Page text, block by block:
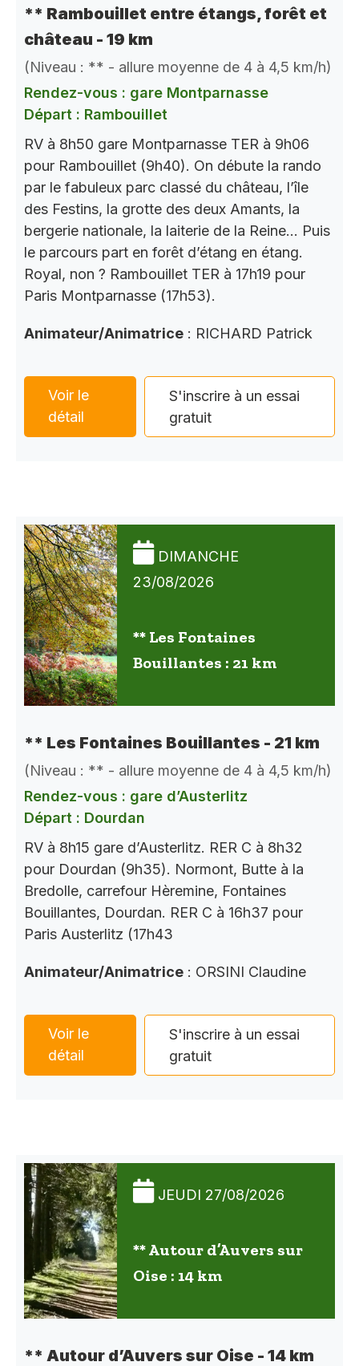
** Rambouillet entre étangs, forêt et
château - 19 km
(Niveau : ** - allure moyenne de 4 à 4,5 km/h)
Rendez-vous : gare Montparnasse
Départ : Rambouillet
RV à 8h50 gare Montparnasse TER à 9h06
pour Rambouillet (9h40). On débute la rando
par le fabuleux parc classé du château, l’île
des Festins, la grotte des deux Amants, la
bergerie nationale, la laiterie de la Reine… Puis
le parcours part en forêt d’étang en étang.
Royal, non ? Rambouillet TER à 17h19 pour
Paris Montparnasse (17h53).
Animateur/Animatrice : RICHARD Patrick
Voir le
détail
S'inscrire à un essai
gratuit
DIMANCHE
23/08/2026
** Les Fontaines
Bouillantes : 21 km
** Les Fontaines Bouillantes - 21 km
(Niveau : ** - allure moyenne de 4 à 4,5 km/h)
Rendez-vous : gare d’Austerlitz
Départ : Dourdan
RV à 8h15 gare d’Austerlitz. RER C à 8h32
pour Dourdan (9h35). Normont, Butte à la
Bredolle, carrefour Hèremine, Fontaines
Bouillantes, Dourdan. RER C à 16h37 pour
Paris Austerlitz (17h43
Animateur/Animatrice : ORSINI Claudine
Voir le
détail
S'inscrire à un essai
gratuit
JEUDI 27/08/2026
** Autour d’Auvers sur
Oise : 14 km
** Autour d’Auvers sur Oise - 14 km